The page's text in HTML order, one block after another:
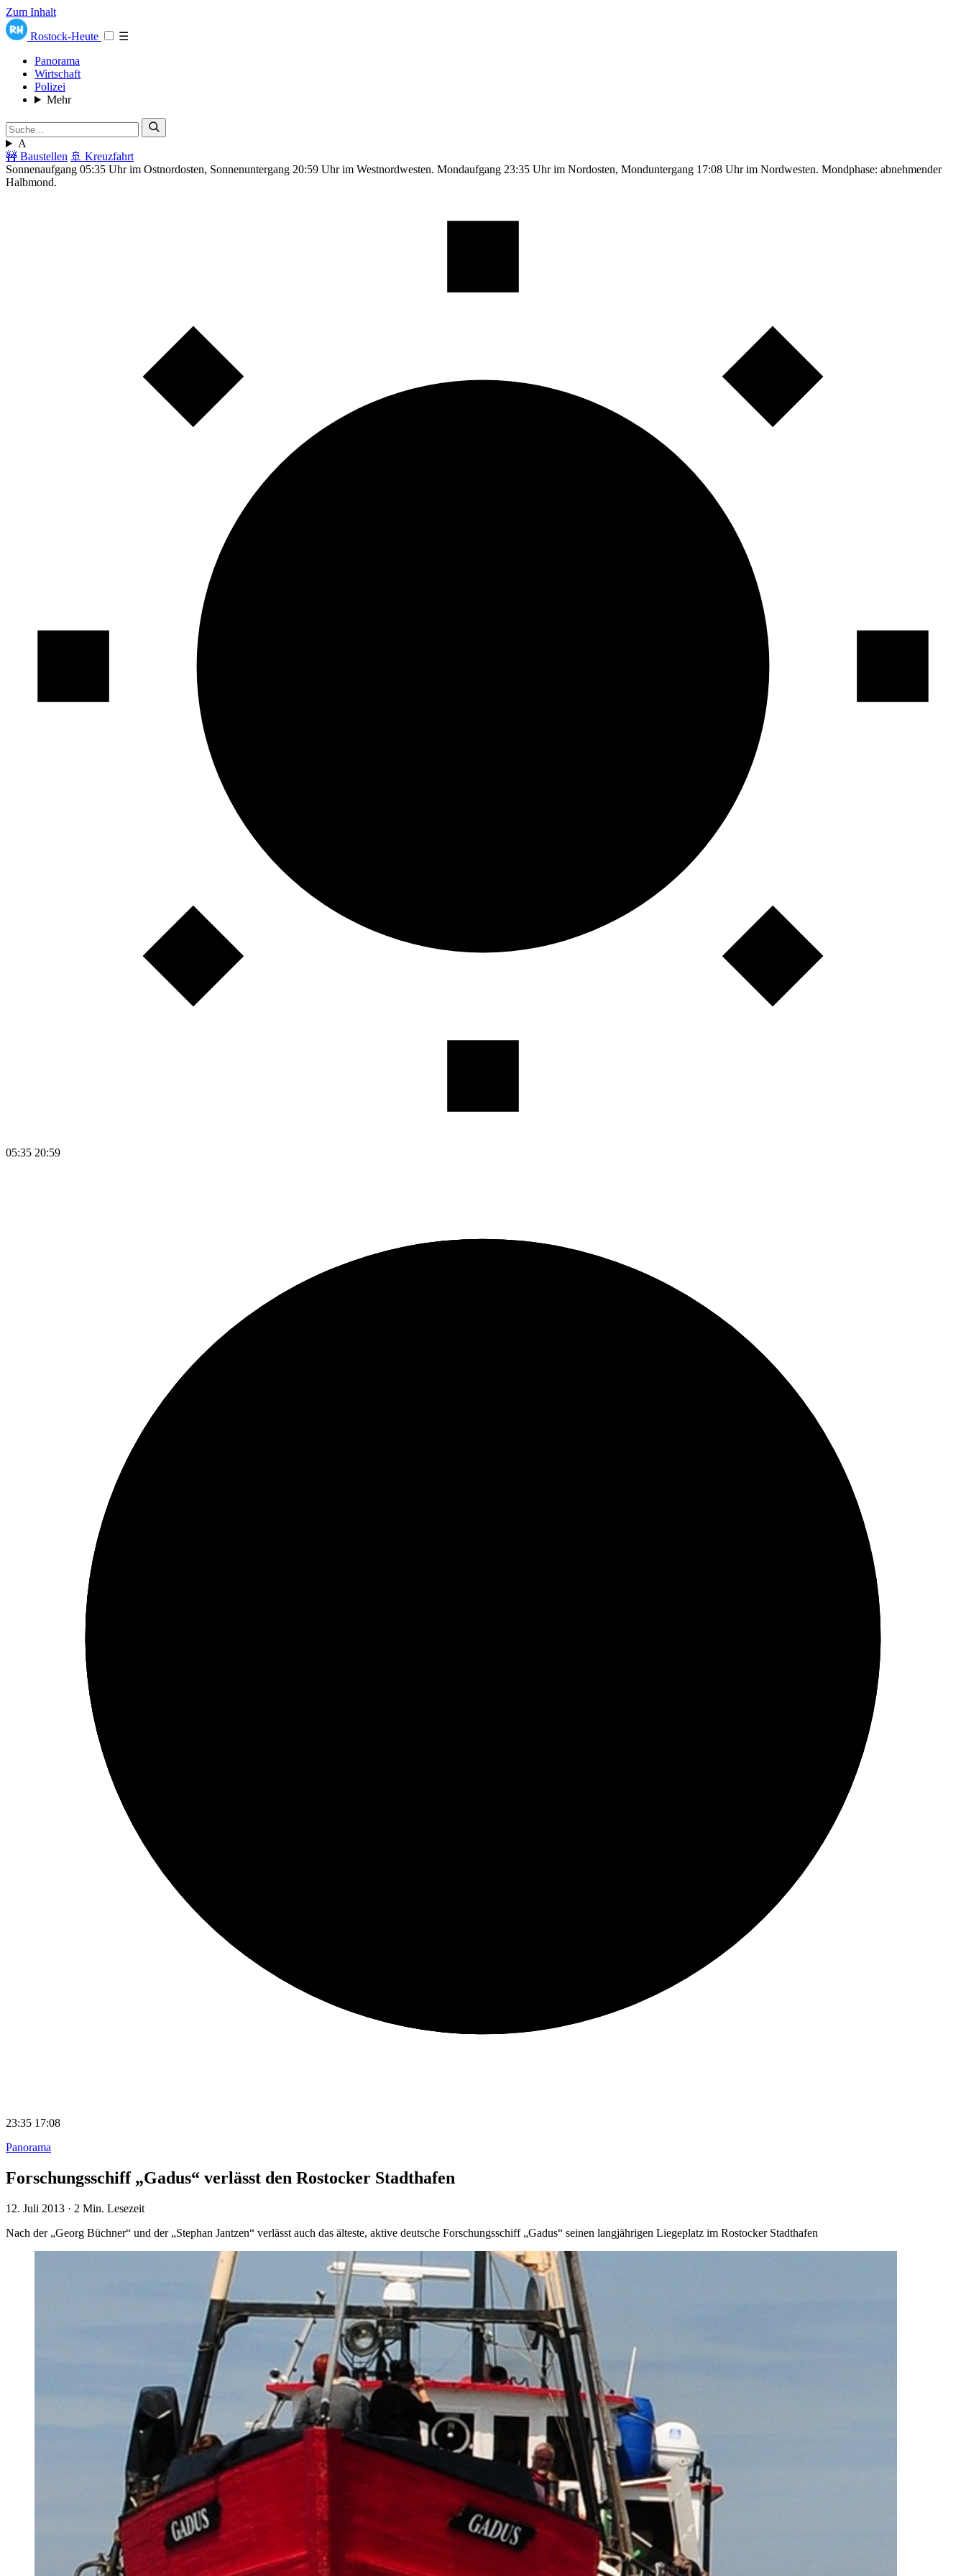
Zum Inhalt
Rostock-Heute
☰
Panorama
Wirtschaft
Polizei
Mehr
A
🚧 Baustellen 🚢 Kreuzfahrt
Sonnenaufgang 05:35 Uhr im Ostnordosten, Sonnenuntergang 20:59 Uhr im Westnordwesten. Mondaufgang 23:35 Uhr im Nordosten, Monduntergang 17:08 Uhr im Nordwesten. Mondphase: abnehmender
Halbmond.
05:35 20:59
23:35 17:08
Panorama
Forschungsschiff „Gadus“ verlässt den Rostocker Stadthafen
12. Juli 2013 · 2 Min. Lesezeit
Nach der „Georg Büchner“ und der „Stephan Jantzen“ verlässt auch das älteste, aktive deutsche Forschungsschiff „Gadus“ seinen langjährigen Liegeplatz im Rostocker Stadthafen